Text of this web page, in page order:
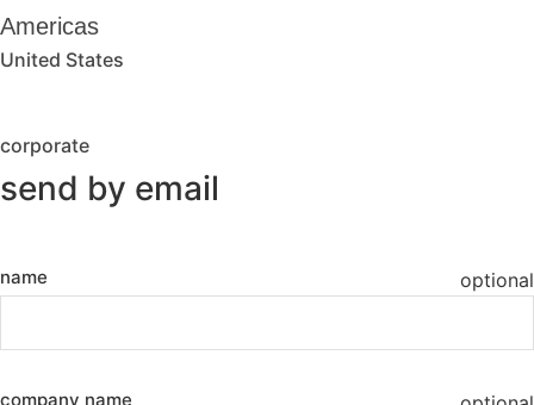
Americas
United States
corporate
send by email
name optional
company name